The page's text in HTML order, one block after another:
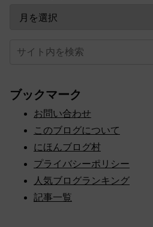
ブックマーク
お問い合わせ
このブログについて
にほんブログ村
プライバシーポリシー
人気ブログランキング
記事一覧